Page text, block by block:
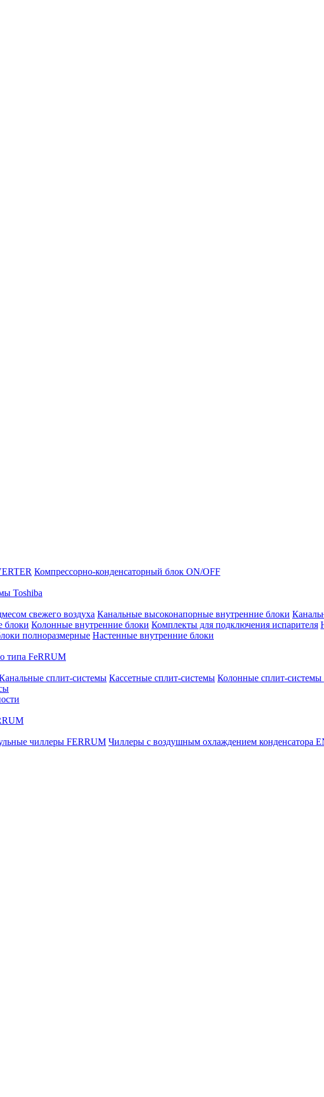
Компрессорно-конденсаторный блок ON/OFF
Toshiba
свежего воздуха Канальные высоконапорные внутренние блоки
блоки Колонные внутренние блоки Комплекты для подключения испарителя
полноразмерные Настенные внутренние блоки
типа FeRRUM
сплит-системы Кассетные сплит-системы Колонные сплит-
чиллеры FERRUM Чиллеры с воздушным охлаждением конденсатора